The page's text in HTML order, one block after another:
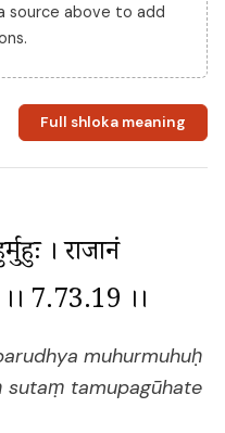
source above to add
Full shloka meaning
। राजानं
7.73.19 ।।
muhurmuhuḥ
sutaṃ tamupagūhate